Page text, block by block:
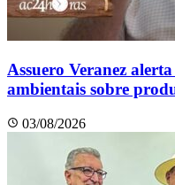
Assuero Veranez
ambientais sobre
03/08/2026